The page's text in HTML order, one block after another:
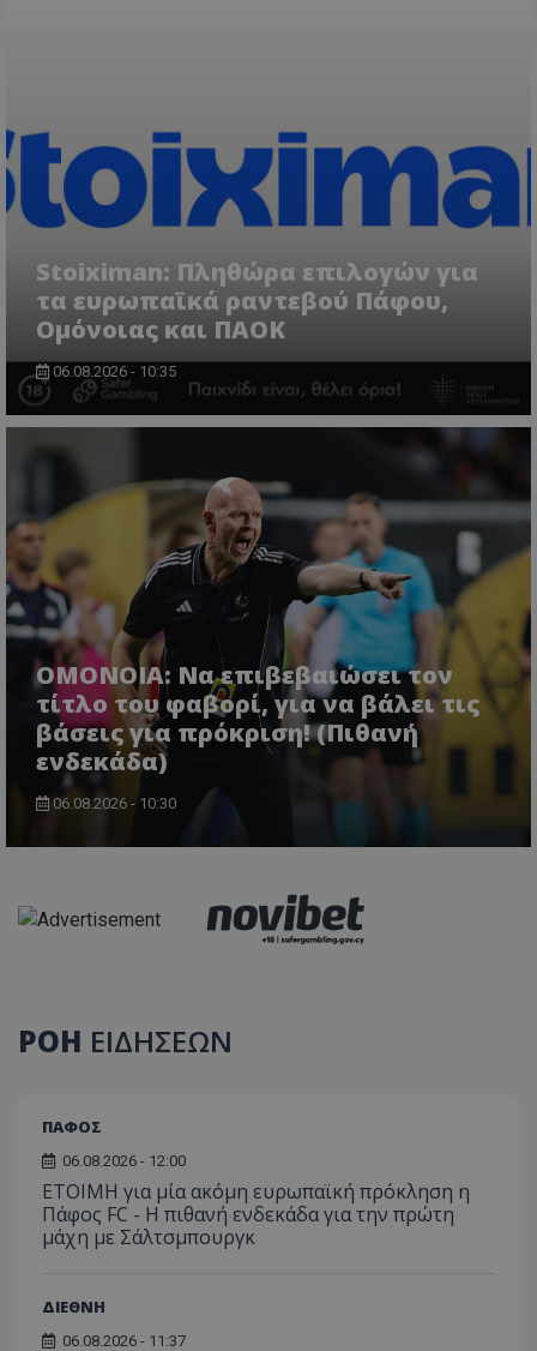
Stoiximan: Πληθώρα επιλογών για
τα ευρωπαϊκά ραντεβού Πάφου,
Ομόνοιας και ΠΑΟΚ
06.08.2026 - 10:35
ΟΜΟΝΟΙΑ: Να επιβεβαιώσει τον
τίτλο του φαβορί, για να βάλει τις
βάσεις για πρόκριση! (Πιθανή
ενδεκάδα)
06.08.2026 - 10:30
ΡΟΗ ΕΙΔΗΣΕΩΝ
ΠΑΦΟΣ
06.08.2026 - 12:00
ΕΤΟΙΜΗ για μία ακόμη ευρωπαϊκή πρόκληση η
Πάφος FC - Η πιθανή ενδεκάδα για την πρώτη
μάχη με Σάλτσμπουργκ
ΔΙΕΘΝΗ
06.08.2026 - 11:37